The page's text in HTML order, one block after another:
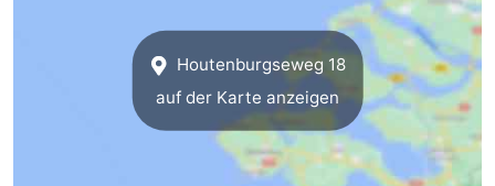
Houtenburgseweg 18
auf der Karte anzeigen